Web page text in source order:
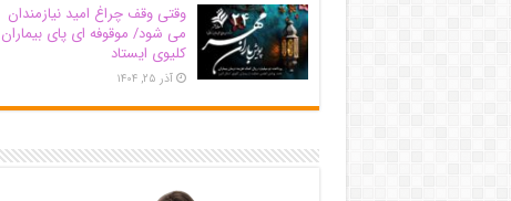
وقتی وقف چراغ امید نیازمندان
می شود/ موقوفه ای پای بیماران
کلیوی ایستاد
آذر ۲۵, ۱۴۰۴